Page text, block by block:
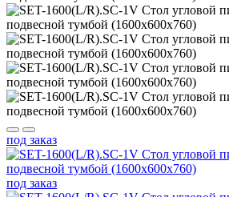
под заказ
под заказ